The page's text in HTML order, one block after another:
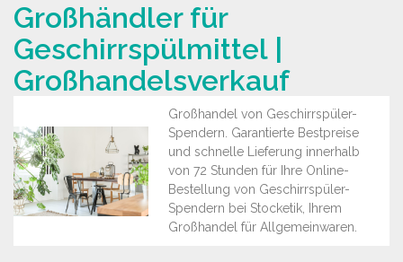
Großhändler für
Geschirrspülmittel |
Großhandelsverkauf
Großhandel von Geschirrspüler-
Spendern. Garantierte Bestpreise
und schnelle Lieferung innerhalb
von 72 Stunden für Ihre Online-
Bestellung von Geschirrspüler-
Spendern bei Stocketik, Ihrem
Großhandel für Allgemeinwaren.